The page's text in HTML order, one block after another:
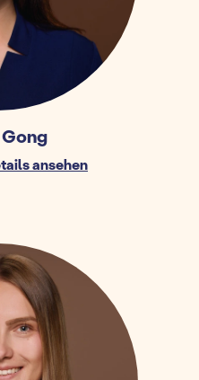
Gong
ansehen